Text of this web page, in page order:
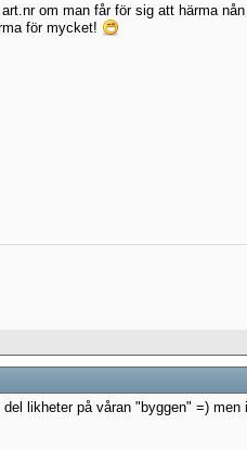
om man får för sig att härma
för mycket!
likheter på våran "byggen" =)